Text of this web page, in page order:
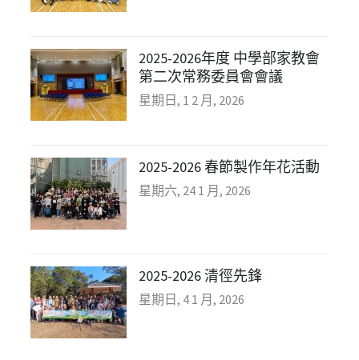
2025-2026年度 中學部家教會
第二次常務委員會會議
星期日, 1 2 月, 2026
2025-2026 春節製作年花活動
星期六, 24 1 月, 2026
2025-2026 清徑先鋒
星期日, 4 1 月, 2026